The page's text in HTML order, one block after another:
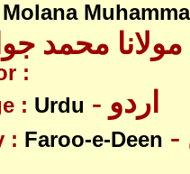
Molana
مولانا محمد
:
: Urdu - اردو
: Faroo-e-Deen